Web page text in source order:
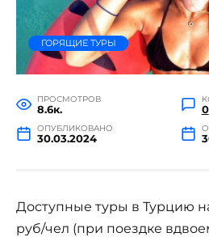
ГОРЯЩИЕ ТУРЫ
ПРОСМОТРОВ
8.6к. 0
ОПУБЛИКОВАНО
30.03.2024
Доступные туры в Турцию
руб/чел (при поездке